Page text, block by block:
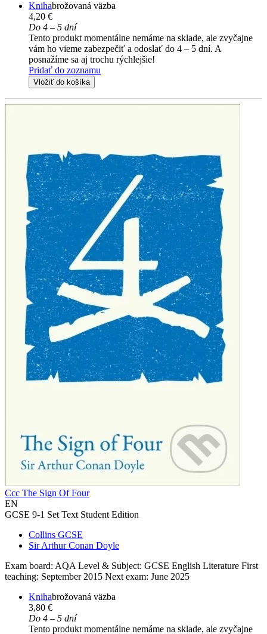
Knihabrožovaná väzba
4,20 €
Do 4 – 5 dní
Tento produkt momentálne nemáme na sklade, ale zvyčajne
vám ho vieme zabezpečiť a odoslať do 4 – 5 dní. A
posnažíme sa aj trochu rýchlejšie!
Pridať do zoznamu
Vložiť do košíka
Ccc The Sign Of Four
EN
GCSE 9-1 Set Text Student Edition
Collins GCSE
Sir Arthur Conan Doyle
Exam board: AQA Level & Subject: GCSE English Literature First
teaching: September 2015 Next exam: June 2025
Knihabrožovaná väzba
3,80 €
Do 4 – 5 dní
Tento produkt momentálne nemáme na sklade, ale zvyčajne